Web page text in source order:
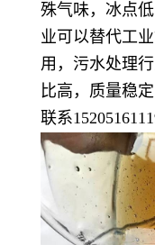
殊气味，冰点
业可以替代工
用，污水处理
比高，质量稳
联系